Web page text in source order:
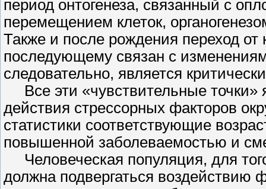
период онтогенеза, связан­ный с
перемещением клеток,
Также и после рождения переход от
последующему связан с
следовательно, является
Все эти «чувствительные
действия стрессорных факторов
статистики соответствующие
повышенной забо­леваемостью и
Человеческая популяция, для
должна подвергаться воздействию